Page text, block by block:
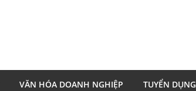
VĂN HÓA DOANH NGHIỆP TUYỂN DỤNG